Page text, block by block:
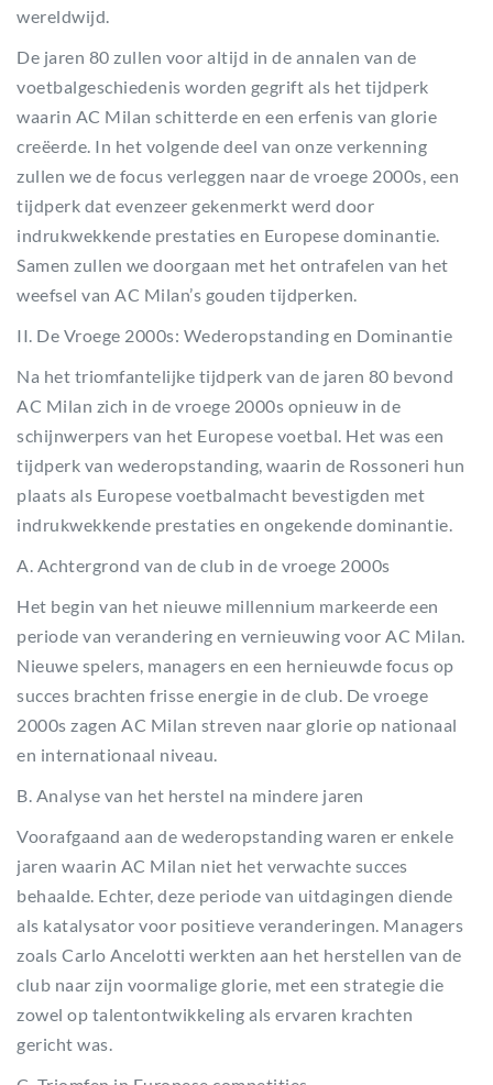
wereldwijd.
De jaren 80 zullen voor altijd in de annalen van de
voetbalgeschiedenis worden gegrift als het tijdperk
waarin AC Milan schitterde en een erfenis van glorie
creëerde. In het volgende deel van onze verkenning
zullen we de focus verleggen naar de vroege 2000s, een
tijdperk dat evenzeer gekenmerkt werd door
indrukwekkende prestaties en Europese dominantie.
Samen zullen we doorgaan met het ontrafelen van het
weefsel van AC Milan’s gouden tijdperken.
II. De Vroege 2000s: Wederopstanding en Dominantie
Na het triomfantelijke tijdperk van de jaren 80 bevond
AC Milan zich in de vroege 2000s opnieuw in de
schijnwerpers van het Europese voetbal. Het was een
tijdperk van wederopstanding, waarin de Rossoneri hun
plaats als Europese voetbalmacht bevestigden met
indrukwekkende prestaties en ongekende dominantie.
A. Achtergrond van de club in de vroege 2000s
Het begin van het nieuwe millennium markeerde een
periode van verandering en vernieuwing voor AC Milan.
Nieuwe spelers, managers en een hernieuwde focus op
succes brachten frisse energie in de club. De vroege
2000s zagen AC Milan streven naar glorie op nationaal
en internationaal niveau.
B. Analyse van het herstel na mindere jaren
Voorafgaand aan de wederopstanding waren er enkele
jaren waarin AC Milan niet het verwachte succes
behaalde. Echter, deze periode van uitdagingen diende
als katalysator voor positieve veranderingen. Managers
zoals Carlo Ancelotti werkten aan het herstellen van de
club naar zijn voormalige glorie, met een strategie die
zowel op talentontwikkeling als ervaren krachten
gericht was.